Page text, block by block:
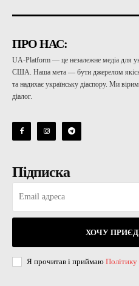
ПРО НАС:
UA-Platform — це незалежне медіа для
США. Наша мета — бути джерелом
та надихає українську діаспору. Ми
діалог.
Підписка
ХОЧУ
Я прочитав і приймаю Політику